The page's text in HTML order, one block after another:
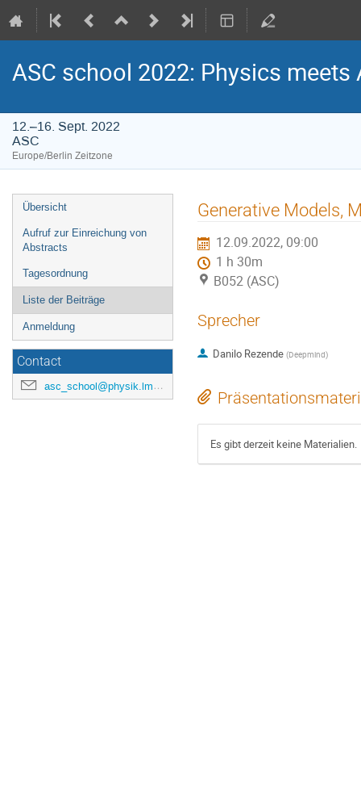
ASC school 2022: Physics
12.–16. Sept. 2022
ASC
Europe/Berlin Zeitzone
Veranstaltungsmenü
Übersicht
Aufruf zur Einreichung von
Abstracts
Tagesordnung
Liste der Beiträge
Anmeldung
Contact
asc_school@physik.lmu.de
Generative Models,
12.09.2022, 09:00
1 h 30m
B052 (ASC)
Sprecher
Danilo Rezende (Deepmind)
Es gibt derzeit keine Materialien.